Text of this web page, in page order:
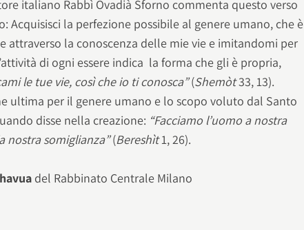
italiano Rabbì Ovadià Sforno commenta questo verso
Acquisisci la perfezione possibile al genere umano, che è
attraverso la conoscenza delle mie vie e imitandomi per
di ogni essere indica la forma che gli è propria,
le tue vie, così che io ti conosca”(Shemòt33, 13).
ultima per il genere umano e lo scopo voluto dal Santo
disse nella creazione: “Facciamo l’uomo a nostra
nostra somiglianza”(Bereshìt1, 26).
del Rabbinato Centrale Milano